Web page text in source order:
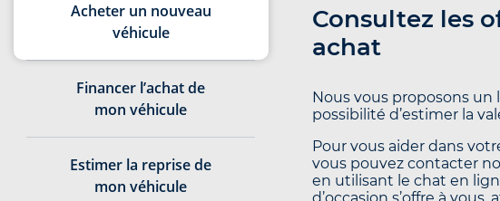
Acheter un nouveau
véhicule
Financer l’achat de
mon véhicule
Estimer la reprise de
mon véhicule
Consultez les
achat
Nous vous proposons un
possibilité d’estimer la
Pour vous aider dans
vous pouvez contacter
en utilisant le chat en